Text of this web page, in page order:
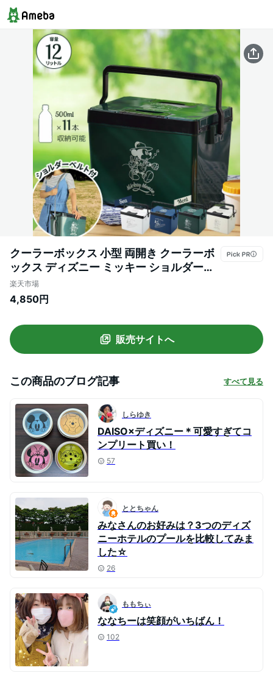
クーラーボックス 小型 両開き クーラーボ
ックス ディズニー ミッキー ショルダーベ
ルト付き ブルー ホワイト グリーン アイボ
リー 12L 幅28×奥行17.5×高さ21cm クー
当 保冷バッグ キャラクター ミッキーマウ
ス
楽天市場
4,850円
販売サイトへ
この商品のブログ記事 すべて見る
しらゆき
DAISO×ディズニー＊可愛すぎてコ
ンプリート買い！
57
ととちゃん
みなさんのお好みは？3つのディズ
ニーホテルのプールを比較してみま
した☆
26
ももちぃ
ななちーは笑顔がいちばん！
102